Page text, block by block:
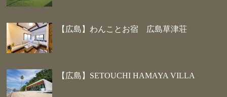
【広島】わんことお宿 広島草津荘
【広島】SETOUCHI HAMAYA VILLA